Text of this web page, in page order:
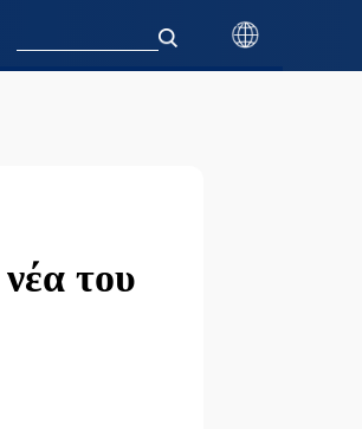
του